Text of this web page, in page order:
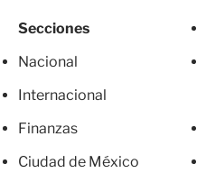
Secciones
Nacional
Internacional
Finanzas
Ciudad de México